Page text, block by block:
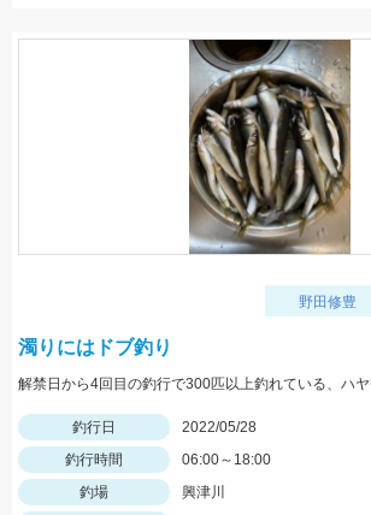
野田修豊
濁りにはドブ釣り
釣行日
2022/05/28
釣行時間
06:00～18:00
釣場
興津川